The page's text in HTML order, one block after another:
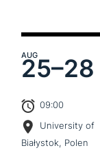
AUG
25–28
09:00
University of
Białystok, Polen